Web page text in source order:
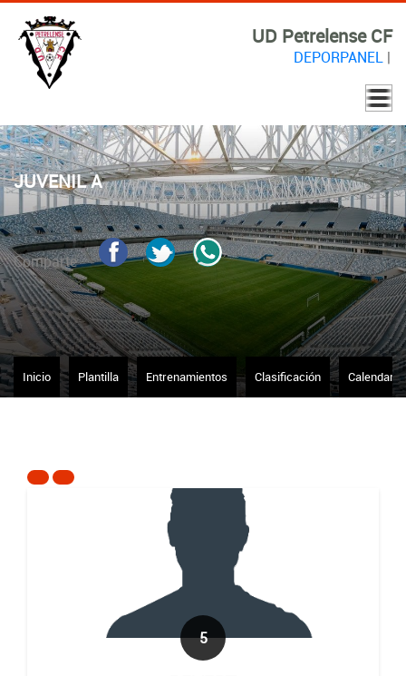
UD Petrelense CF
DEPORPANEL|
JUVENIL A
Comparte
Inicio Plantilla Entrenamientos Clasificación Calendario
5